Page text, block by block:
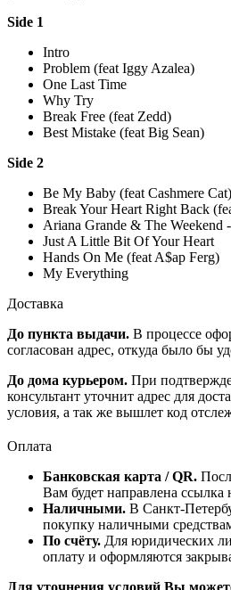
Side 1
Intro
Problem (feat Iggy Azalea)
One Last Time
Why Try
Break Free (feat Zedd)
Best Mistake (feat Big Sean)
Side 2
Be My Baby (feat Cashmere Cat)
Break Your Heart Right Back
Ariana Grande & The Weekend
Just A Little Bit Of Your Heart
Hands On Me (feat A$ap Ferg)
My Everything
Доставка
До пункта выдачи. В процессе
согласован адрес, откуда было бы
До дома курьером. При
консультант уточнит адрес для
условия, а так же вышлет код
Оплата
Банковская карта / QR.
Вам будет направлена ссылка
Наличными. В Санкт-
покупку наличными
По счёту. Для юридических
оплату и оформляются
Для уточнения условий Вы